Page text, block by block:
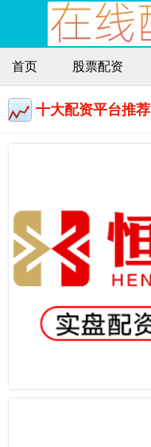
首页 股票配资
十大配资平台推荐